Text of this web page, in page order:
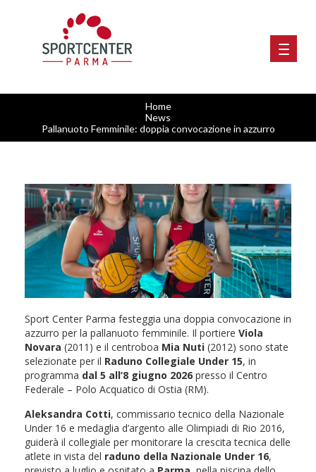
Home
News
Pallanuoto Femminile: doppia convocazione in azzurro
Sport Center Parma festeggia una doppia convocazione in
azzurro per la pallanuoto femminile. Il portiere Viola
Novara (2011) e il centroboa Mia Nuti (2012) sono state
selezionate per il Raduno Collegiale Under 15, in
programma dal 5 all’8 giugno 2026 presso il Centro
Federale – Polo Acquatico di Ostia (RM).
Aleksandra Cotti, commissario tecnico della Nazionale
Under 16 e medaglia d’argento alle Olimpiadi di Rio 2016,
guiderà il collegiale per monitorare la crescita tecnica delle
atlete in vista del raduno della Nazionale Under 16,